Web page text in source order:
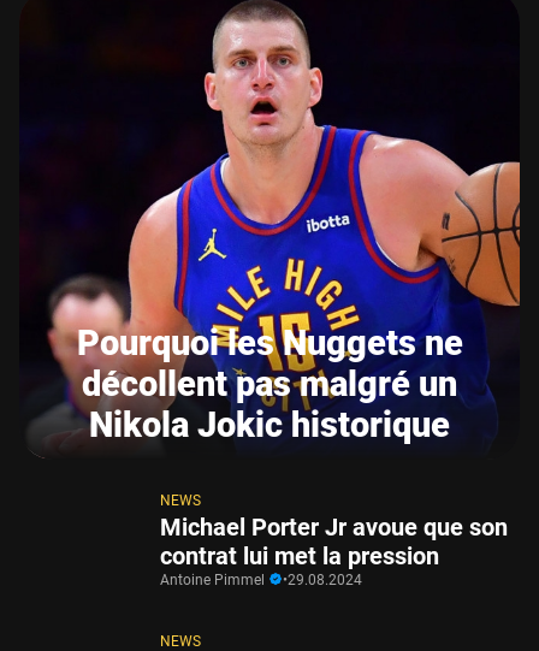
Pourquoi les Nuggets ne
décollent pas malgré un
Nikola Jokic historique
NEWS
Michael Porter Jr avoue que son
contrat lui met la pression
Antoine Pimmel •29.08.2024
NEWS